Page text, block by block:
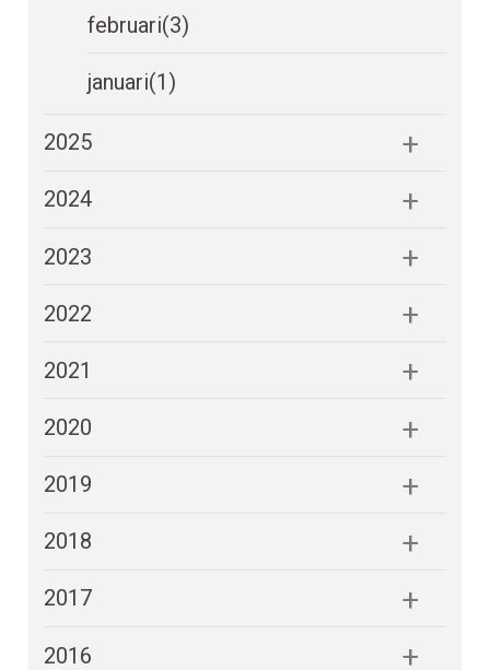
februari(3)
januari(1)
2025
2024
2023
2022
2021
2020
2019
2018
2017
2016